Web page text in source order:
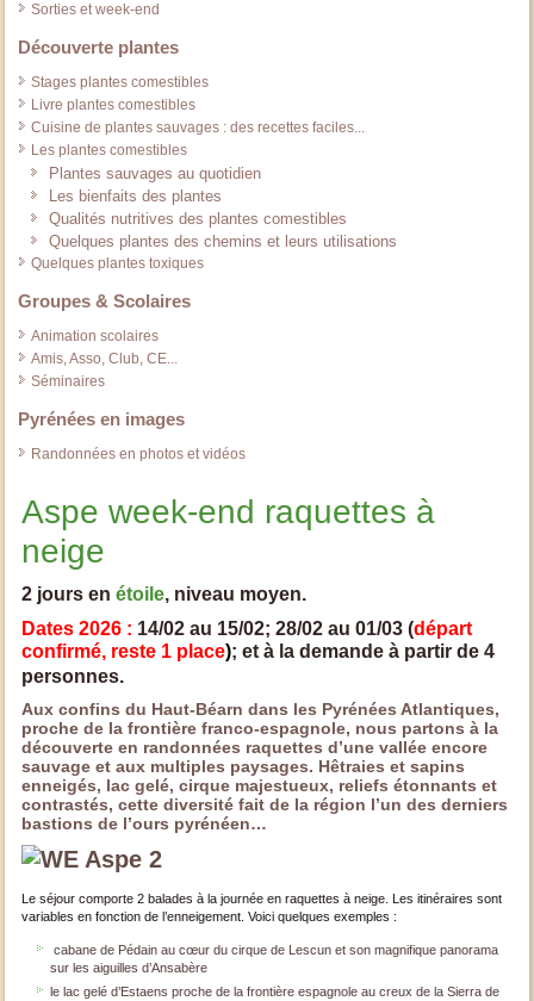
Sorties et week-end
Découverte plantes
Stages plantes comestibles
Livre plantes comestibles
Cuisine de plantes sauvages : des recettes faciles...
Les plantes comestibles
Plantes sauvages au quotidien
Les bienfaits des plantes
Qualités nutritives des plantes comestibles
Quelques plantes des chemins et leurs utilisations
Quelques plantes toxiques
Groupes & Scolaires
Animation scolaires
Amis, Asso, Club, CE...
Séminaires
Pyrénées en images
Randonnées en photos et vidéos
Aspe week-end raquettes à
neige
2 jours enétoile, niveau moyen.
Dates 2026 : 14/02 au 15/02; 28/02 au 01/03 (départ
confirmé, reste 1 place); et à la demande à partir de 4
personnes.
Aux confins du Haut-Béarn dans les Pyrénées Atlantiques,
proche de la frontière franco-espagnole, nous partons à la
découverte en randonnées raquettes d’une vallée encore
sauvage et aux multiples paysages. Hêtraies et sapins
enneigés, lac gelé, cirque majestueux, reliefs étonnants et
contrastés, cette diversité fait de la région l’un des derniers
bastions de l’ours pyrénéen…
Le séjour comporte 2 balades à la journée en raquettes à neige. Les itinéraires sont
variables en fonction de l’enneigement. Voici quelques exemples :
cabane de Pédain au cœur du cirque de Lescun et son magnifique panorama
sur les aiguilles d’Ansabère
le lac gelé d’Estaens proche de la frontière espagnole au creux de la Sierra de